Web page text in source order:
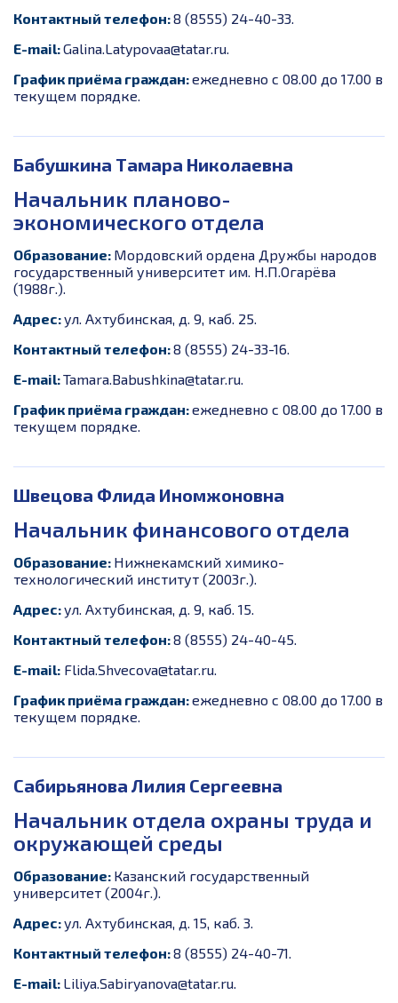
Контактный телефон:8 (8555) 24-40-33.
E-mail:Galina.Latypovaa@tatar.ru.
График приёма граждан:ежедневно с 08.00 до 17.00 в
текущем порядке.
Бабушкина Тамара Николаевна
Начальник планово-
экономического отдела
Образование: Мордовский ордена Дружбы народов
государственный университет им. Н.П.Огарёва
(1988г.).
Адрес:ул. Ахтубинская, д. 9, каб. 25.
Контактный телефон:8 (8555) 24-33-16.
E-mail:Tamara.Babushkina@tatar.ru.
График приёма граждан:ежедневно с 08.00 до 17.00 в
текущем порядке.
Швецова Флида Иномжоновна
Начальник финансового отдела
Образование: Нижнекамский химико-
технологический институт (2003г.).
Адрес:ул. Ахтубинская, д. 9, каб. 15.
Контактный телефон:8 (8555) 24-40-45.
E-mail: Flida.Shvecova@tatar.ru.
График приёма граждан:ежедневно с 08.00 до 17.00 в
текущем порядке.
Сабирьянова Лилия Сергеевна
Начальник отдела охраны труда и
окружающей среды
Образование: Казанский государственный
университет (2004г.).
Адрес:ул. Ахтубинская, д. 15, каб. 3.
Контактный телефон:8 (8555) 24-40-71.
E-mail: Liliya.Sabiryanova@tatar.ru.